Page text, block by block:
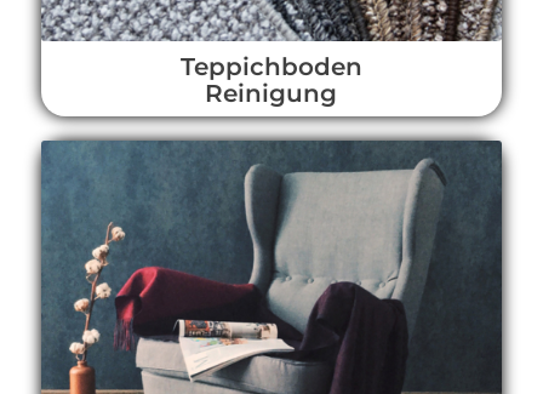
Teppichboden
Reinigung